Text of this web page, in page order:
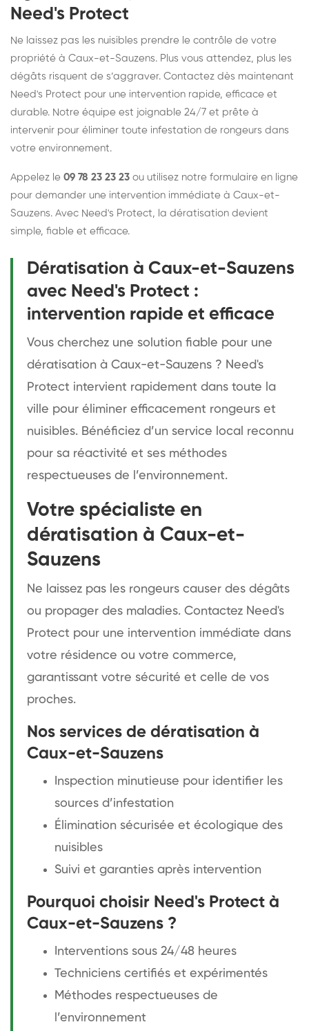
Need's Protect
Ne laissez pas les nuisibles prendre le contrôle de votre
propriété à Caux-et-Sauzens. Plus vous attendez, plus les
dégâts risquent de s’aggraver. Contactez dès maintenant
Need's Protect pour une intervention rapide, efficace et
durable. Notre équipe est joignable 24/7 et prête à
intervenir pour éliminer toute infestation de rongeurs dans
votre environnement.
Appelez le 09 78 23 23 23 ou utilisez notre formulaire en ligne
pour demander une intervention immédiate à Caux-et-
Sauzens. Avec Need's Protect, la dératisation devient
simple, fiable et efficace.
Dératisation à Caux-et-Sauzens
avec Need's Protect :
intervention rapide et efficace
Vous cherchez une solution fiable pour une
dératisation à Caux-et-Sauzens ? Need's
Protect intervient rapidement dans toute la
ville pour éliminer efficacement rongeurs et
nuisibles. Bénéficiez d’un service local reconnu
pour sa réactivité et ses méthodes
respectueuses de l’environnement.
Votre spécialiste en
dératisation à Caux-et-
Sauzens
Ne laissez pas les rongeurs causer des dégâts
ou propager des maladies. Contactez Need's
Protect pour une intervention immédiate dans
votre résidence ou votre commerce,
garantissant votre sécurité et celle de vos
proches.
Nos services de dératisation à
Caux-et-Sauzens
Inspection minutieuse pour identifier les
sources d’infestation
Élimination sécurisée et écologique des
nuisibles
Suivi et garanties après intervention
Pourquoi choisir Need's Protect à
Caux-et-Sauzens ?
Interventions sous 24/48 heures
Techniciens certifiés et expérimentés
Méthodes respectueuses de
l’environnement